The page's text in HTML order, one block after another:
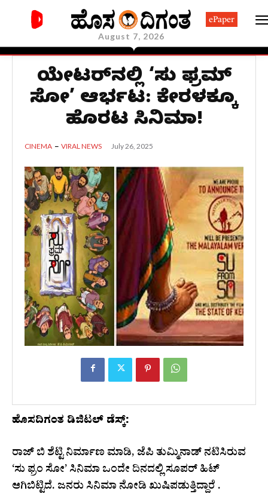
August 7, 2026
ePaper
ಥಿಯೇಟರ್‌ನಲ್ಲಿ ‘ಸು ಫ್ರಮ್
ಸೋ’ ಆರ್ಭಟ: ಕೇರಳಕ್ಕೂ
ಹೊರಟ ಸಿನಿಮಾ!
CINEMA VIRAL NEWS July 26, 2025
ಹೊಸದಿಗಂತ ಡಿಜಿಟಲ್ ಡೆಸ್ಕ್:
ರಾಜ್ ಬಿ ಶೆಟ್ಟಿ ನಿರ್ಮಾಣ ಮಾಡಿ, ಜೆಪಿ ತುಮ್ಮಿನಾಡ್ ನಟಿಸಿರುವ
‘ಸು ಫ್ರಂ ಸೋ’ ಸಿನಿಮಾ ಒಂದೇ ದಿನದಲ್ಲಿ ಸೂಪರ್ ಹಿಟ್
ಆಗಿಬಿಟ್ಟಿದೆ. ಜನರು ಸಿನಿಮಾ ನೋಡಿ ಖುಷಿಪಡುತ್ತಿದ್ದಾರೆ .